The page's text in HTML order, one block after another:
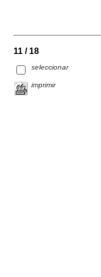
11 / 18
seleccionar
imprimir